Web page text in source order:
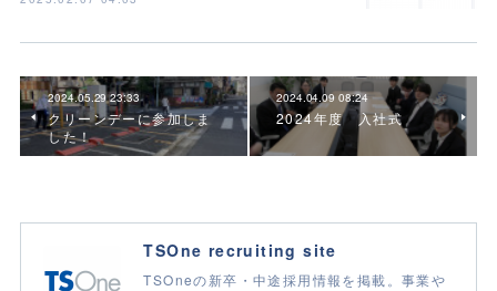
2024.05.29 23:33
クリーンデーに参加しま
した！
2024.04.09 08:24
2024年度 入社式
TSOne recruiting site
TSOneの新卒・中途採用情報を掲載。事業や